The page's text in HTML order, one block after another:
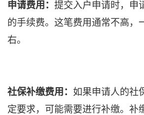
申请费用： 提交入户申请时，申
的手续费。这笔费用通常不高，
右。
社保补缴费用： 如果申请人的社
定要求，可能需要进行补缴。补